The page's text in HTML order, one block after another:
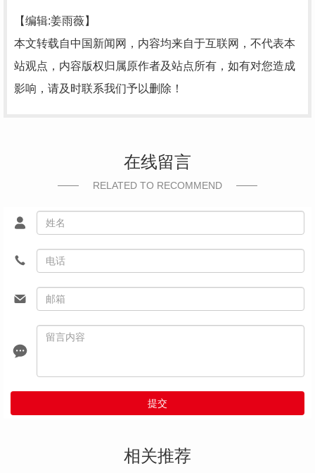
【编辑:姜雨薇】
本文转载自中国新闻网，内容均来自于互联网，不代表本
站观点，内容版权归属原作者及站点所有，如有对您造成
影响，请及时联系我们予以删除！
在线留言
RELATED TO RECOMMEND
提交
相关推荐